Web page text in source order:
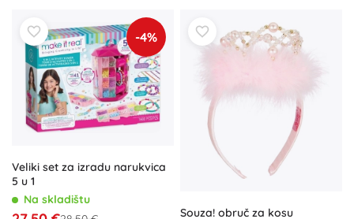
-4%
Veliki set za izradu narukvica
5 u 1
Na skladištu
Souza! obruč za kosu